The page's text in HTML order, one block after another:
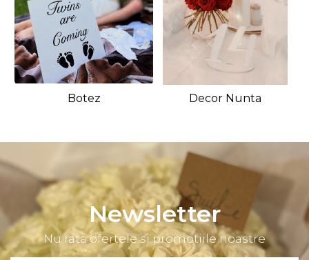
Botez Decor Nunta
Newsletter
Nu rata ofertele si promotiile noastre